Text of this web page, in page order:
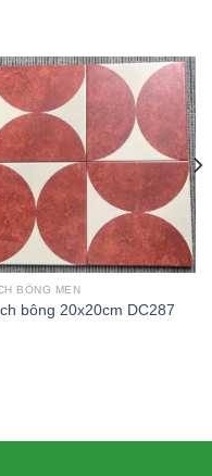
BÔNG MEN
bông 20x20cm DC287